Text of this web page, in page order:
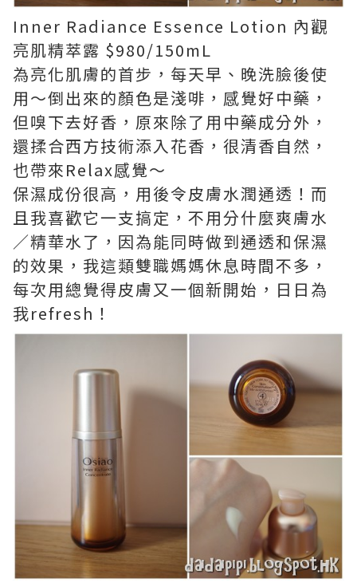
Inner Radiance Essence Lotion 內觀
亮肌精萃露 $980/150mL
為亮化肌膚的首步，每天早、晚洗臉後使
用～倒出來的顏色是淺啡，感覺好中藥，
但嗅下去好香，原來除了用中藥成分外，
還揉合西方技術添入花香，很清香自然，
也帶來Relax感覺～
保濕成份很高，用後令皮膚水潤通透！而
且我喜歡它一支搞定，不用分什麼爽膚水
／精華水了，因為能同時做到通透和保濕
的效果，我這類雙職媽媽休息時間不多，
每次用總覺得皮膚又一個新開始，日日為
我refresh！